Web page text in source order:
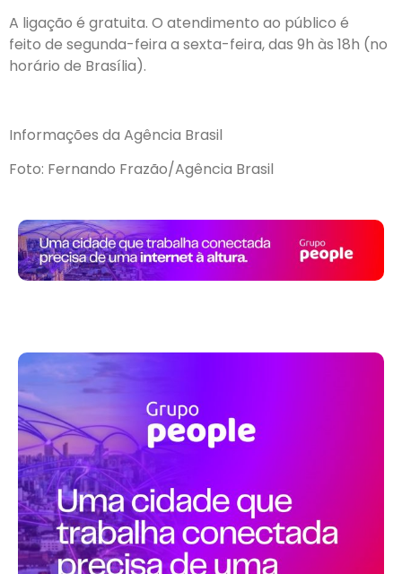
A ligação é gratuita. O atendimento ao público é
feito de segunda-feira a sexta-feira, das 9h às 18h (no
horário de Brasília).
Informações da Agência Brasil
Foto: Fernando Frazão/Agência Brasil